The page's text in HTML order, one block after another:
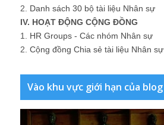
2. Danh sách 30 bộ tài liệu Nhân sự
IV. HOẠT ĐỘNG CỘNG ĐỒNG
1. HR Groups - Các nhóm Nhân sự
2. Cộng đồng Chia sẻ tài liệu Nhân sự
Vào khu vực giới hạn của blog